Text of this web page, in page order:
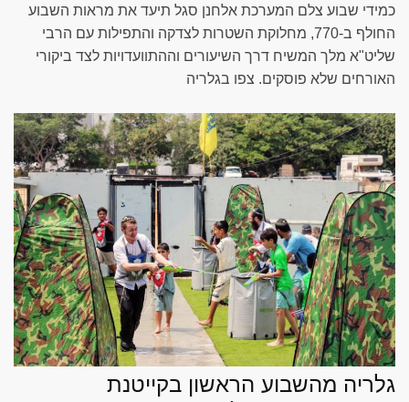
כמידי שבוע צלם המערכת אלחנן סגל תיעד את מראות השבוע
החולף ב-770, מחלוקת השטרות לצדקה והתפילות עם הרבי
שליט"א מלך המשיח דרך השיעורים וההתוועדויות לצד ביקורי
האורחים שלא פוסקים. צפו בגלריה
גלריה מהשבוע הראשון בקייטנת